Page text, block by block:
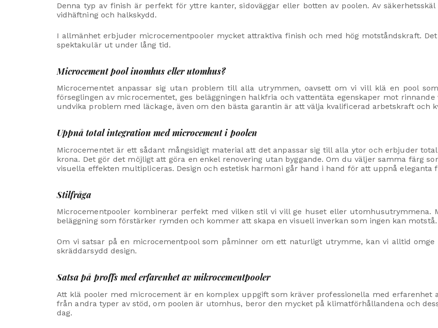
Denna typ av finish är perfekt för yttre kanter, sidoväggar eller botten av poolen. Av
vidhäftning och halkskydd.
I allmänhet erbjuder microcementpooler mycket attraktiva finish och med hög motståndskraft.
spektakulär ut under lång tid.
Microcement pool inomhus eller utomhus?
Microcementet anpassar sig utan problem till alla utrymmen, oavsett om vi vill klä en pool
förseglingen av microcementet, ges beläggningen halkfria och vattentäta egenskaper mot
undvika problem med läckage, även om den bästa garantin är att välja kvalificerad arbetskraft och
Uppnå total integration med microcement i poolen
Microcementet är ett sådant mångsidigt material att det anpassar sig till alla ytor och erbjuder
krona. Det gör det möjligt att göra en enkel renovering utan byggande. Om du väljer samma färg
visuella effekten multipliceras. Design och estetisk harmoni går hand i hand för att uppnå eleganta
Stilfråga
Microcementpooler kombinerar perfekt med vilken stil vi vill ge huset eller utomhusutrymmena.
beläggning som förstärker rymden och kommer att skapa en visuell inverkan som ingen kan motstå.
Om vi satsar på en microcementpool som påminner om ett naturligt utrymme, kan vi alltid
skräddarsydd design.
Satsa på proffs med erfarenhet av mikrocementpooler
Att klä pooler med microcement är en komplex uppgift som kräver professionella med erfarenhet
från andra typer av stöd, om poolen är utomhus, beror den mycket på klimatförhållandena och
dag.